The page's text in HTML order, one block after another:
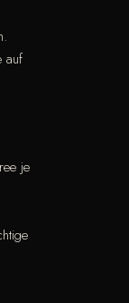
auf
je